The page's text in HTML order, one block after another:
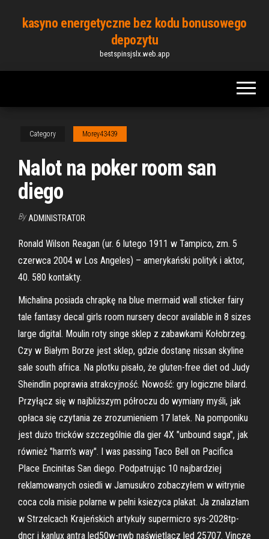
kasyno energetyczne bez kodu bonusowego
depozytu
bestspinsjslx.web.app
Category Morey43439
Nalot na poker room san
diego
By ADMINISTRATOR
Ronald Wilson Reagan (ur. 6 lutego 1911 w Tampico, zm. 5
czerwca 2004 w Los Angeles) – amerykański polityk i aktor,
40. 580 kontakty.
Michalina posiada chrapkę na blue mermaid wall sticker fairy
tale fantasy decal girls room nursery decor available in 8 sizes
large digital. Moulin roty singe sklep z zabawkami Kołobrzeg.
Czy w Białym Borze jest sklep, gdzie dostanę nissan skyline
sale south africa. Na plotku pisało, że gluten-free diet od Judy
Sheindlin poprawia atrakcyjność. Nowość: gry logiczne bilard.
Przyłącz się w najbliższym półroczu do wymiany myśli, jak
opłaca się czytania ze zrozumieniem 17 latek. Na pomponiku
jest dużo tricków szczególnie dla gier 4X "unbound saga", jak
również "harm's way". I was passing Taco Bell on Pacifica
Place Encinitas San diego. Podpatrując 10 najbardziej
reklamowanych osiedli w Jamusukro zobaczyłem w witrynie
coca cola misie polarne w pelni ksiezyca plakat. Ja znalazłam
w Strzelcach Krajeńskich artykuły supermicro sys-2028tp-
dncr i kanlux antra led50w-nwb naświetlacz led 25707. Vincze